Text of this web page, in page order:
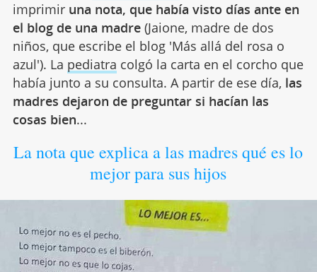
imprimir una nota, que había visto días ante en
el blog de una madre(Jaione, madre de dos
niños, que escribe el blog 'Más allá del rosa o
azul'). La pediatra colgó la carta en el corcho que
había junto a su consulta. A partir de ese día, las
madres dejaron de preguntar si hacían las
cosas bien...
La nota que explica a las madres qué es lo
mejor para sus hijos